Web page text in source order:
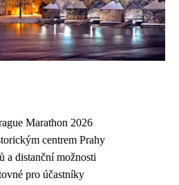
Marathon 2026
centrem Prahy
a distanční možnosti
pro účastníky